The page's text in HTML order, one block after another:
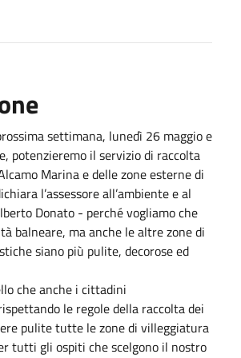
settimana, lunedì 26 maggio e
potenzieremo il servizio di raccolta
Marina e delle zone esterne di
l’assessore all’ambiente e al
Donato - perché vogliamo che
balneare, ma anche le altre zone di
siano più pulite, decorose ed
che anche i cittadini
le regole della raccolta dei
pulite tutte le zone di villeggiatura
tutti gli ospiti che scelgono il nostro